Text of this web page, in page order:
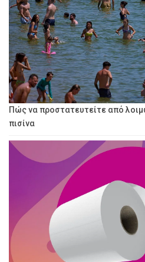
Πώς να προστατευτείτε από
πισίνα